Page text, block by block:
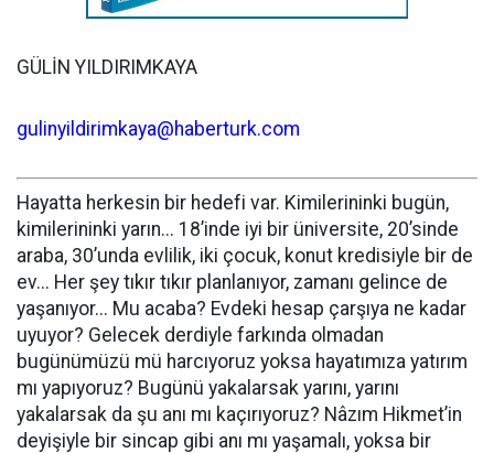
GÜLİN YILDIRIMKAYA
gulinyildirimkaya@haberturk.com
Hayatta herkesin bir hedefi var. Kimilerininki bugün,
kimilerininki yarın... 18’inde iyi bir üniversite, 20’sinde
araba, 30’unda evlilik, iki çocuk, konut kredisiyle bir de
ev... Her şey tıkır tıkır planlanıyor, zamanı gelince de
yaşanıyor... Mu acaba? Evdeki hesap çarşıya ne kadar
uyuyor? Gelecek derdiyle farkında olmadan
bugünümüzü mü harcıyoruz yoksa hayatımıza yatırım
mı yapıyoruz? Bugünü yakalarsak yarını, yarını
yakalarsak da şu anı mı kaçırıyoruz? Nâzım Hikmet’in
deyişiyle bir sincap gibi anı mı yaşamalı, yoksa bir